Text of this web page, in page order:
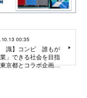
00:35
識】コンビ 誰もが
業」できる社会を目指
京都とコラボ企画…